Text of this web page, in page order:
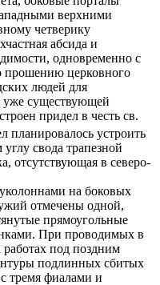
верхними
четверику
абсида и
одновременно с
прошению церковного
людей для
уже существующей
придел в честь св.
планировалось устроить
свода трапезной
отсутствующая в северо-
на боковых
отмечены одной,
прямоугольные
При проводимых в
под поздним
подлинных сбитых
тремя фиалами и